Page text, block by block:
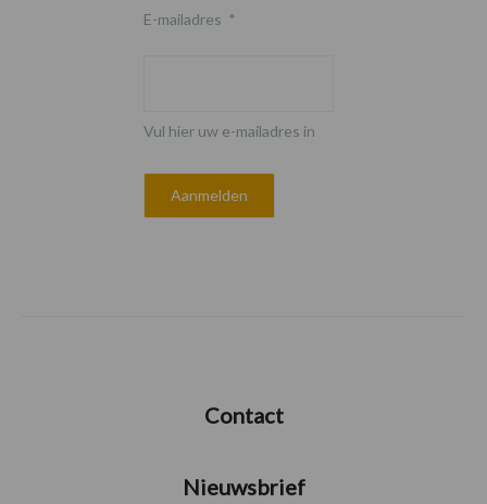
E-mailadres *
Vul hier uw e-mailadres in
Contact
Nieuwsbrief